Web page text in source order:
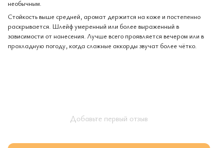
необычным.
Стойкость выше средней, аромат держится на коже и постепенно
раскрывается. Шлейф умеренный или более выраженный в
зависимости от нанесения. Лучше всего проявляется вечером или в
прохладную погоду, когда сложные аккорды звучат более чётко.
Добавьте первый отзыв